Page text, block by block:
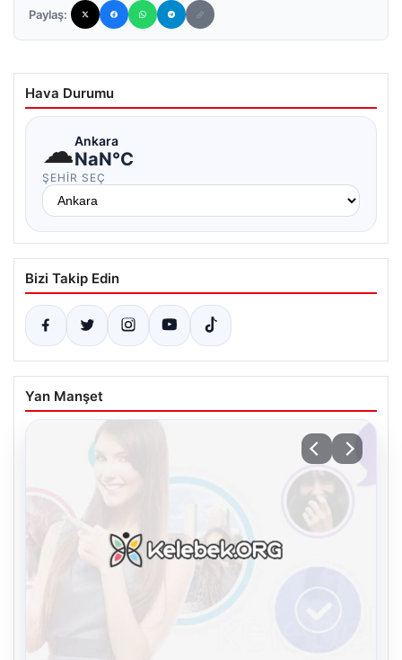
Paylaş:
Hava Durumu
☁Ankara
NaN°C
ŞEHIR SEÇ
Bizi Takip Edin
Yan Manşet